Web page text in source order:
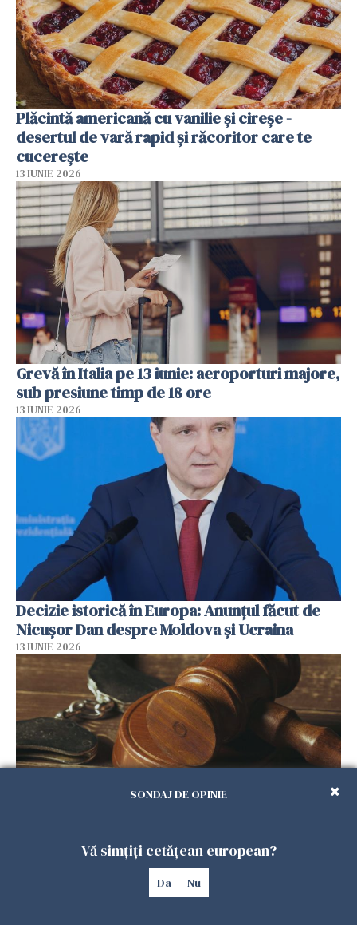
Plăcintă americană cu vanilie și cireșe -
desertul de vară rapid și răcoritor care te
cucerește
13 IUNIE 2026
Grevă în Italia pe 13 iunie: aeroporturi majore,
sub presiune timp de 18 ore
13 IUNIE 2026
Decizie istorică în Europa: Anunțul făcut de
Nicușor Dan despre Moldova și Ucraina
13 IUNIE 2026
Româncă ucisă în Italia și ascunsă sub frunze.
Criminalul a scăpat de o parte din pedeapsă
SONDAJ DE OPINIE
Vă simțiți cetățean european?
Da Nu